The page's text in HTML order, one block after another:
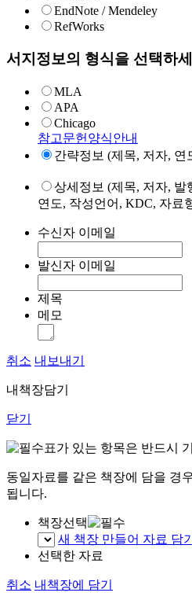
EndNote / Mendeley
RefWorks
서지정보의 형식을 선택하
MLA
APA
Chicago
참고문헌양식안내
간략정보 (제목, 저자, 연
상세정보 (제목, 저자, 발
연도, 작성언어, KDC, 자료
수신자 이메일
발신자 이메일
제목
메모
취소 내보내기
내책장담기
닫기
표가 있는 항목은 반드시
동일자료를 같은 책장에 담을 경
됩니다.
책장선택
새 책장 만들어 자료 담기
선택한 자료
취소 내책장에 담기